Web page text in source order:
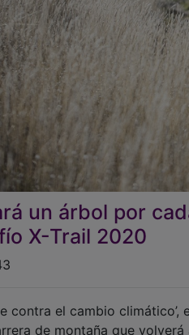
un árbol por
X-Trail 2020
contra el cambio
de montaña que